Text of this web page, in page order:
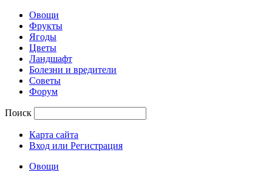
Овощи
Фрукты
Ягоды
Цветы
Ландшафт
Болезни и вредители
Советы
Форум
Поиск
Карта сайта
Вход или Регистрация
Овощи